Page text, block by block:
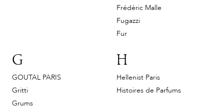
Frédéric Malle
Fugazzi
Fur
G
GOUTAL PARIS
Gritti
Grums
H
Hellenist Paris
Histoires de Parfums